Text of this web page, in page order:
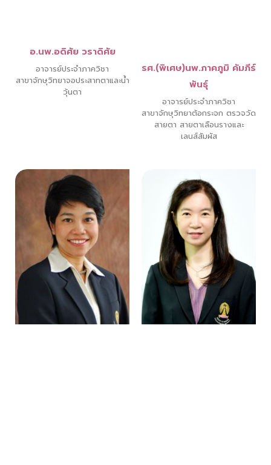
อ.นพ.อดิศัย วราดิศัย
อาจารย์ประจำภาควิชา
สาขาจักษุวิทยาจอประสาทตาและน้ำ
วุ้นตา
รศ.(พิเศษ)นพ.ภาคภูมิ คัมภีร์
พันธุ์
อาจารย์ประจำภาควิชา
สาขาจักษุวิทยาต้อกระจก ตรวจวัด
สายตา สายตาเลือนรางและ
เลนส์สัมผัส